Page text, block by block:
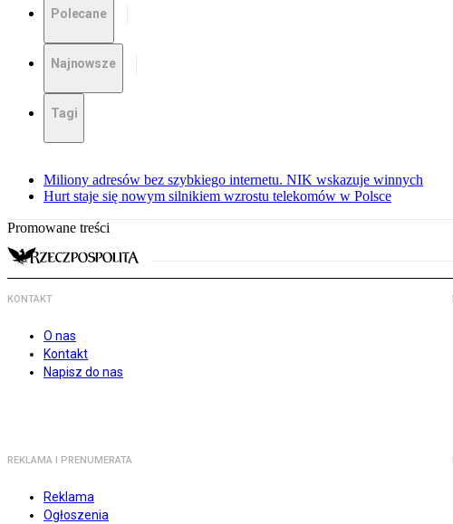
Polecane
Najnowsze
Tagi
Miliony adresów bez szybkiego internetu. NIK wskazuje winnych
Hurt staje się nowym silnikiem wzrostu telekomów w Polsce
Promowane treści
KONTAKT
O nas
Kontakt
Napisz do nas
REKLAMA I PRENUMERATA
Reklama
Ogłoszenia